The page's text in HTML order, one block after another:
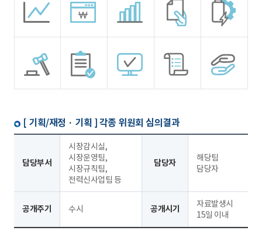
[ 기획/재정 · 기획 ] 각종 위원회 심의결과
담당부서
시장감시실,
시장운영팀,
시장규칙팀,
전력신사업팀 등
담당자
해당팀
담당자
공개주기 수시 공개시기
자료발생시
15일 이내